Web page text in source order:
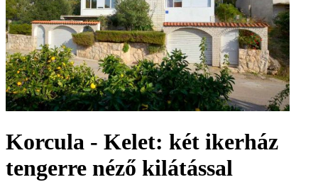
Korcula - Kelet: két ikerház
tengerre néző kilátással